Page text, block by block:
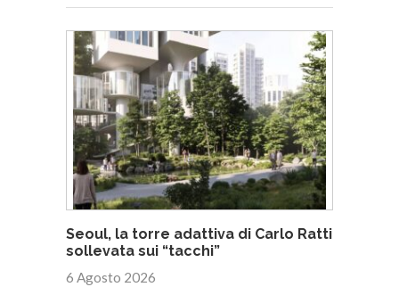
Seoul, la torre adattiva di Carlo Ratti
sollevata sui “tacchi”
6 Agosto 2026